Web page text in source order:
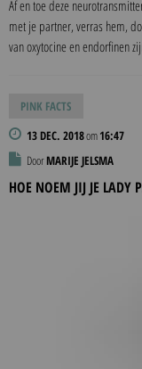
Af en toe deze
met je partner, verras hem,
van oxytocine en endorfinen
PINK FACTS
13 DEC. 2018om16:47
DoorMARIJE JELSMA
HOE NOEM JIJ JE LADY